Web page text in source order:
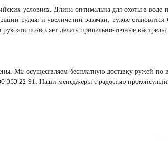
условиях. Длина оптимальна для охоты в воде
ружья и увеличении закачки, ружье
позволяет делать прицельно-точные выстрелы.
Мы осуществляем бесплатную доставку ружей по
22 91. Наши менеджеры с радостью